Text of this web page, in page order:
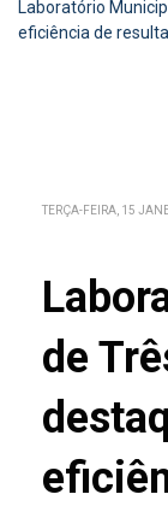
Laboratório
eficiência de
TERÇA-FEIRA, 15
de